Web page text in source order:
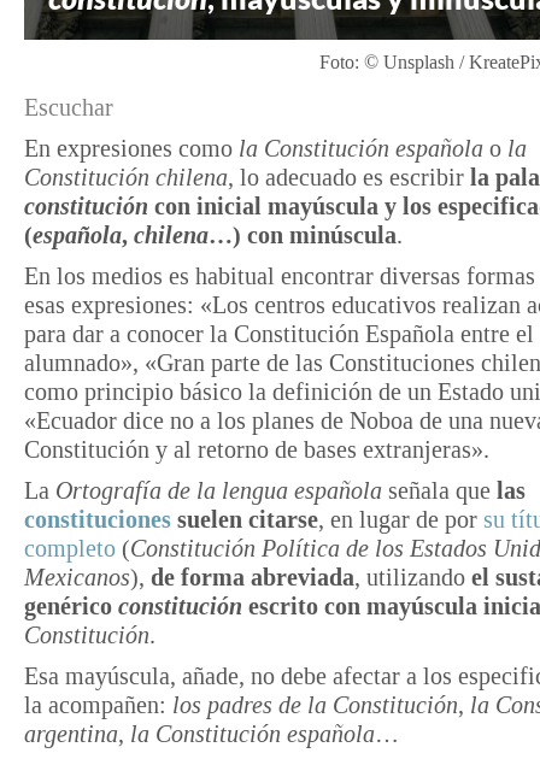
Foto: © Unsplash /
Escuchar
En expresiones como la Constitución española o la
Constitución chilena, lo adecuado es escribir la
constitución con inicial mayúscula y los
(española, chilena…) con minúscula.
En los medios es habitual encontrar diversas
esas expresiones: «Los centros educativos realizan
para dar a conocer la Constitución Española entre el
alumnado», «Gran parte de las Constituciones
como principio básico la definición de un Estado
«Ecuador dice no a los planes de Noboa de una
Constitución y al retorno de bases extranjeras».
La Ortografía de la lengua española señala que las
constituciones suelen citarse, en lugar de por su
completo (Constitución Política de los Estados
Mexicanos), de forma abreviada, utilizando el
genérico constitución escrito con mayúscula
Constitución.
Esa mayúscula, añade, no debe afectar a los
la acompañen: los padres de la Constitución, la
argentina, la Constitución española…